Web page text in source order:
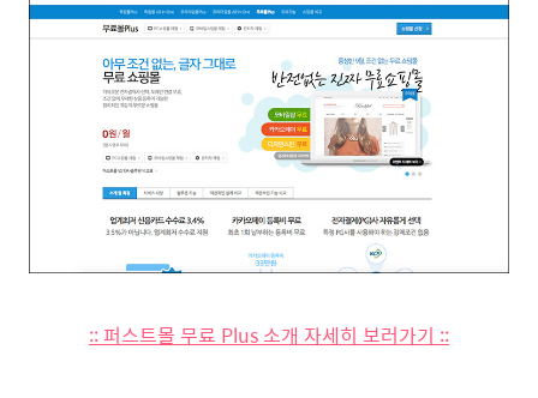
:: 퍼스트몰 무료 Plus 소개 자세히 보러가기 ::